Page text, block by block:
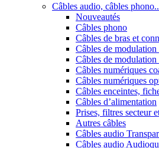
Câbles audio, câbles
Nouveautés
Câbles phono
Câbles de bras et
Câbles de
Câbles de
Câbles numériques
Câbles numériques
Câbles enceintes,
Câbles d’alimentation
Prises, filtres secteur
Autres câbles
Câbles audio
Câbles audio